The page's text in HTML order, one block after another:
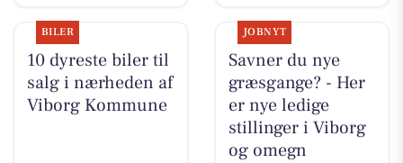
BILER
10 dyreste biler til
salg i nærheden af
Viborg Kommune
JOBNYT
Savner du nye
græsgange? - Her
er nye ledige
stillinger i Viborg
og omegn